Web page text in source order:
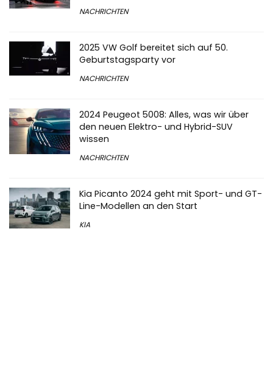
NACHRICHTEN
2025 VW Golf bereitet sich auf 50.
Geburtstagsparty vor
NACHRICHTEN
2024 Peugeot 5008: Alles, was wir über
den neuen Elektro- und Hybrid-SUV
wissen
NACHRICHTEN
Kia Picanto 2024 geht mit Sport- und GT-
Line-Modellen an den Start
KIA